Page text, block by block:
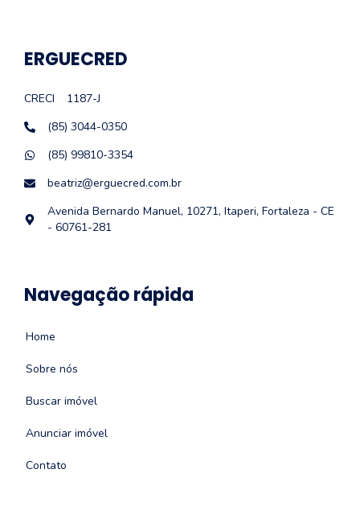
ERGUECRED
CRECI
1187-J
(85) 3044-0350
(85) 99810-3354
beatriz@erguecred.com.br
Avenida Bernardo Manuel, 10271, Itaperi, Fortaleza - CE
- 60761-281
Navegação rápida
Home
Sobre nós
Buscar imóvel
Anunciar imóvel
Contato